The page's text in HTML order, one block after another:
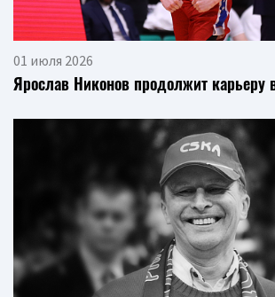
01 июля 2026
Ярослав Никонов продолжит карьеру